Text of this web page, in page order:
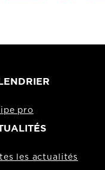
pro
les actualités